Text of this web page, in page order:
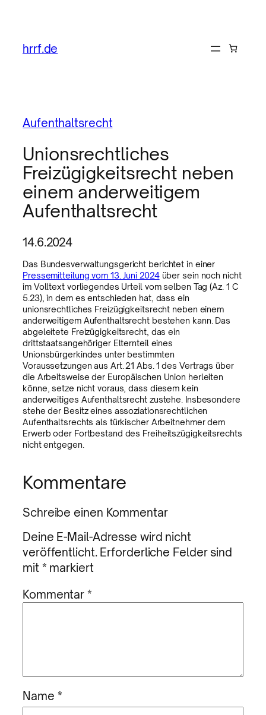
hrrf.de
Aufenthaltsrecht
Unionsrechtliches
Freizügigkeitsrecht neben
einem anderweitigem
Aufenthaltsrecht
14.6.2024
Das Bundesverwaltungsgericht berichtet in einer
Pressemitteilung vom 13. Juni 2024über sein noch nicht
im Volltext vorliegendes Urteil vom selben Tag (Az. 1 C
5.23), in dem es entschieden hat, dass ein
unionsrechtliches Freizügigkeitsrecht neben einem
anderweitigem Aufenthaltsrecht bestehen kann. Das
abgeleitete Freizügigkeitsrecht, das ein
drittstaatsangehöriger Elternteil eines
Unionsbürgerkindes unter bestimmten
Voraussetzungen aus Art. 21 Abs. 1 des Vertrags über
die Arbeitsweise der Europäischen Union herleiten
könne, setze nicht voraus, dass diesem kein
anderweitiges Aufenthaltsrecht zustehe. Insbesondere
stehe der Besitz eines assoziationsrechtlichen
Aufenthaltsrechts als türkischer Arbeitnehmer dem
Erwerb oder Fortbestand des Freiheitszügigkeitsrechts
nicht entgegen.
Kommentare
Schreibe einen Kommentar
Deine E-Mail-Adresse wird nicht
veröffentlicht. Erforderliche Felder sind
mit * markiert
Kommentar*
Name *